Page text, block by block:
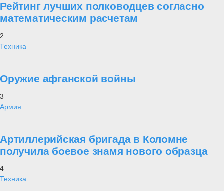
Рейтинг лучших полководцев согласно
математическим расчетам
2
Техника
Оружие афганской войны
3
Армия
Артиллерийская бригада в Коломне
получила боевое знамя нового образца
4
Техника